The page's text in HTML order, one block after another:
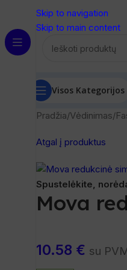
Skip to navigation
Skip to main content
Visos Kategorijos
Pradžia/Vėdinimas/
Atgal į produktus
Spustelėkite,
Mova
10.58 € su